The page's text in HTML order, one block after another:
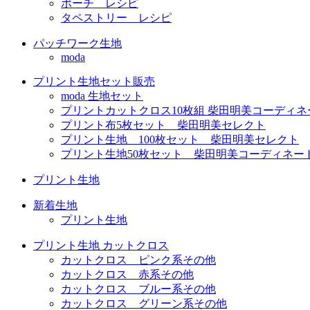
ポーチ レシピ
タペストリー レシピ
パッチワーク生地
moda
プリント生地セット販売
moda 生地セット
プリントカットクロス10枚組 柴田明美コーディネ
プリント布5枚セット 柴田明美セレクト
プリント生地 100枚セット 柴田明美セレクト
プリント生地50枚セット 柴田明美コーディネー
プリント生地
新着生地
プリント生地
プリント生地 カットクロス
カットクロス ピンク系その他
カットクロス 赤系その他
カットクロス ブルー系その他
カットクロス グリーン系その他